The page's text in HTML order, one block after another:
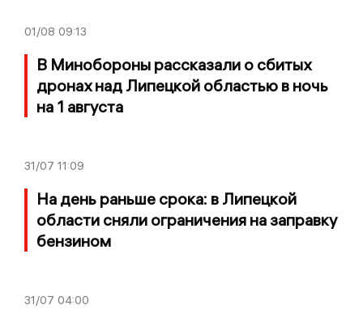
01/08 09:13
В Минобороны рассказали о сбитых
дронах над Липецкой областью в ночь
на 1 августа
31/07 11:09
На день раньше срока: в Липецкой
области сняли ограничения на заправку
бензином
31/07 04:00